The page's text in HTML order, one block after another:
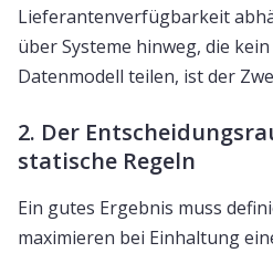
Lieferantenverfügbarkeit
über Systeme hinweg, die
Datenmodell teilen, ist der
2. Der
statische Regeln
Ein gutes Ergebnis muss
maximieren bei Einhaltung